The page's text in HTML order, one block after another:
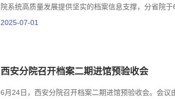
院系统高质量发展提供坚实的档案信息支撑，分省院
2025-07-01
西安分院召开档案二期进馆预验收会
6月24日，西安分院召开档案二期进馆预验收会。会